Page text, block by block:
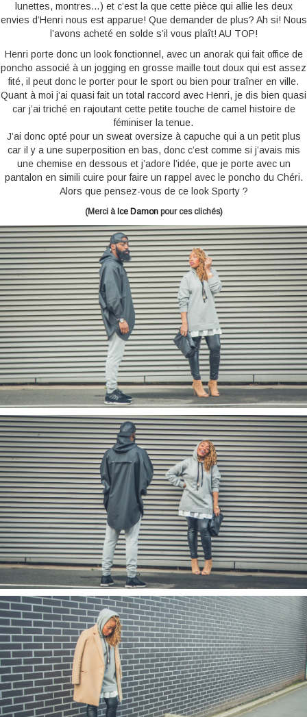
lunettes, montres…) et c’est la que cette pièce qui allie les deux
envies d’Henri nous est apparue! Que demander de plus? Ah si! Nous
l’avons acheté en solde s’il vous plaît! AU TOP!
Henri porte donc un look fonctionnel, avec un anorak qui fait office de
poncho associé à un jogging en grosse maille tout doux qui est assez
fité, il peut donc le porter pour le sport ou bien pour traîner en ville.
Quant à moi j’ai quasi fait un total raccord avec Henri, je dis bien quasi
car j’ai triché en rajoutant cette petite touche de camel histoire de
féminiser la tenue.
J’ai donc opté pour un sweat oversize à capuche qui a un petit plus
car il y a une superposition en bas, donc c’est comme si j’avais mis
une chemise en dessous et j’adore l’idée, que je porte avec un
pantalon en simili cuire pour faire un rappel avec le poncho du Chéri.
Alors que pensez-vous de ce look Sporty ?
(Merci àIce Damonpour ces clichés)